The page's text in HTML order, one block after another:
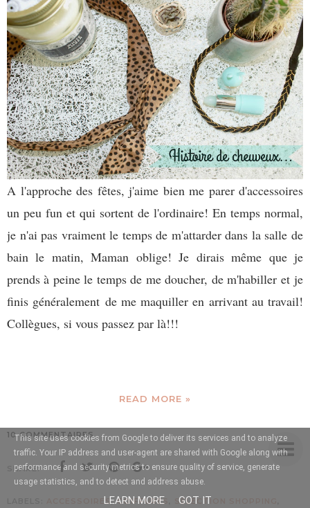
A l'approche des fêtes, j'aime bien me parer d'accessoires
un peu fun et qui sortent de l'ordinaire! En temps normal,
je n'ai pas vraiment le temps de m'attarder dans la salle de
bain le matin, Maman oblige! Je dirais même que je
prends à peine le temps de me doucher, de m'habiller et je
finis généralement de me maquiller en arrivant au travail!
Collègues, si vous passez par là!!!
READ MORE »
10 COMMENTAIRES
SHARE:
ACCESSOIRES,COIFFURES SÉLECTION SHOPPING
This site uses cookies from Google to deliver its services and to analyze
traffic. Your IP address and user-agent are shared with Google along with
performance and security metrics to ensure quality of service, generate
usage statistics, and to detect and address abuse.
LEARN MORE GOT IT